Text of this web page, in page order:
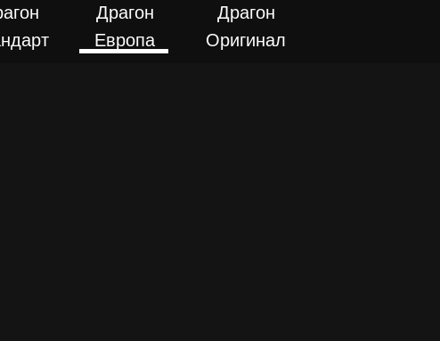
Драгон
Европа
Драгон
Оригинал